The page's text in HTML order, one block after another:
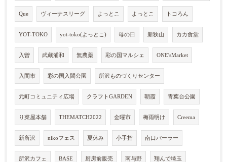
Que ヴィーナスリーグ よっとこ よっとこ トコろん
YOT-TOKO yot-toko(よっとこ) 母の日 新狭山 カカ食堂
入曽 武蔵浦和 無農薬 彩の国マルシェ ONE'sMarket
入間市 彩の国入間公園 所沢ものづくりセンター
元町コミュニティ広場 クラフトGARDEN 朝霞 青葉台公園
り菜屋本舗 THEMATCH2022 金曜市 梅雨明け Creema
新所沢 nikoフェス 夏休み 小手指 南口パーラー
所沢カフェ BASE 厨房前販売 南与野 翔んで埼玉